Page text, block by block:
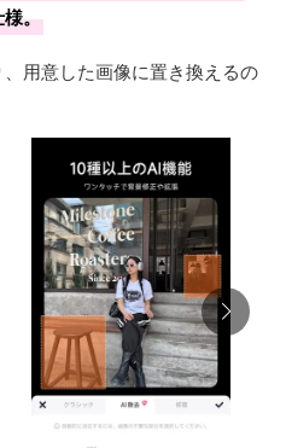
。
用意した画像に置き換えるの